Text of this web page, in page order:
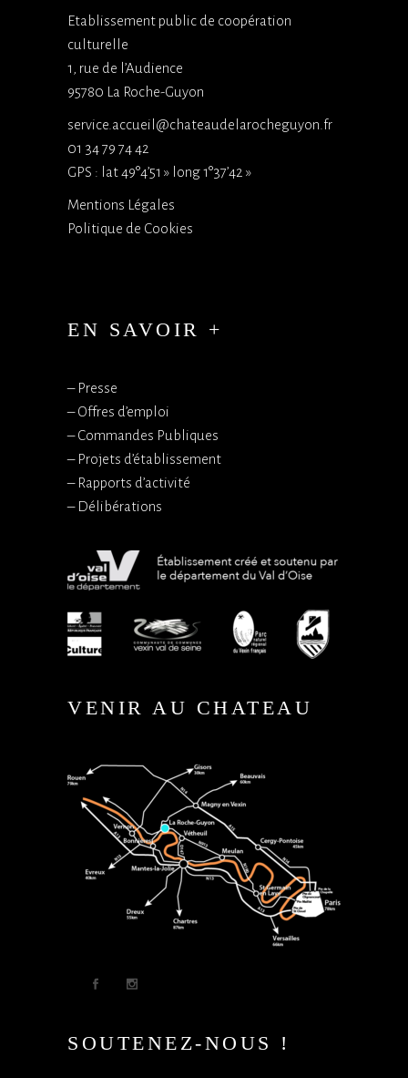
Etablissement public de coopération
culturelle
1, rue de l’Audience
95780 La Roche-Guyon
service.accueil@chateaudelarocheguyon.fr
01 34 79 74 42
GPS : lat 49°4’51 » long 1°37’42 »
Mentions Légales
Politique de Cookies
EN SAVOIR +
– Presse
–Offres d’emploi
–Commandes Publiques
– Projets d’établissement
– Rapports d’activité
– Délibérations
VENIR AU CHATEAU
SOUTENEZ-NOUS !